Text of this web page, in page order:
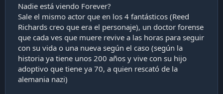
Nadie está viendo Forever?
Sale el mismo actor que en los 4 fantásticos (Reed
Richards creo que era el personaje), un doctor forense
que cada ves que muere revive a las horas para seguir
con su vida o una nueva según el caso (según la
historia ya tiene unos 200 años y vive con su hijo
adoptivo que tiene ya 70, a quien rescató de la
alemania nazi)